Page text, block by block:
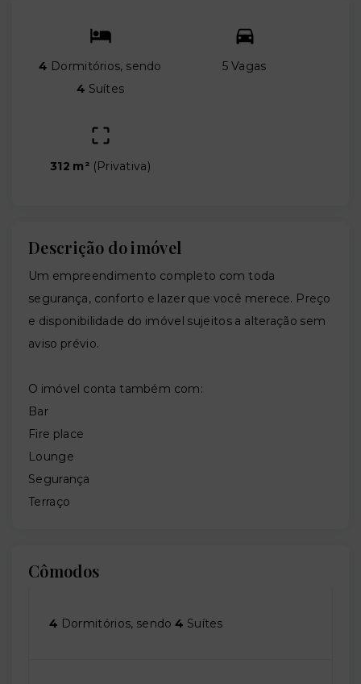
4 Dormitórios, sendo
4 Suítes
5 Vagas
312 m² ( Privativa)
Descrição do imóvel
Um empreendimento completo com toda
segurança, conforto e lazer que você merece. Preço
e disponibilidade do imóvel sujeitos a alteração sem
aviso prévio.
O imóvel conta também com:
Bar
Fire place
Lounge
Segurança
Terraço
Cômodos
4 Dormitórios, sendo4 Suítes